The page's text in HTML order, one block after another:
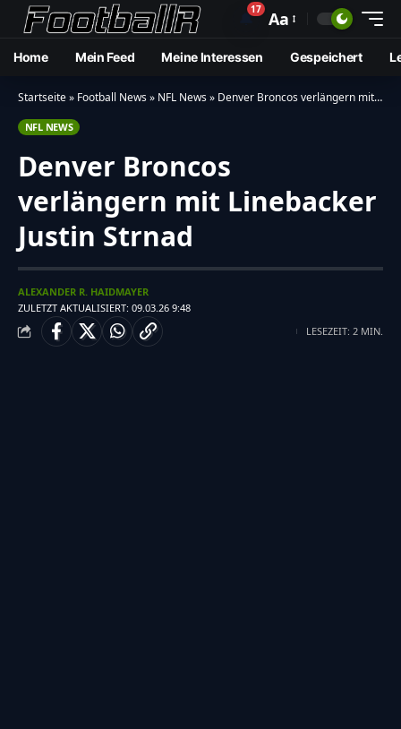
🔔17 Aa
Home Mein Feed Meine Interessen Gespeichert
Startseite» Football News» NFL News» Denver Broncos verlängern mit Linebacker Justin Strnad
NFL NEWS
Denver Broncos
verlängern mit Linebacker
Justin Strnad
ZULETZT AKTUALISIERT: 09.03.26 9:48
ALEXANDER R. HAIDMAYER
LESEZEIT: 2 MIN.